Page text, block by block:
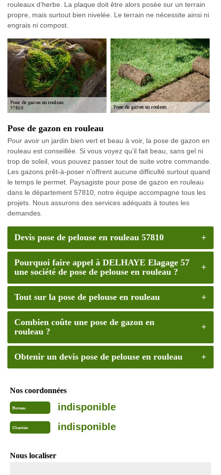
rouleaux d’herbe. La plaque doit être alors posée sur un terrain
propre, mais surtout bien nivelée. Le terrain ne nécessite ainsi ni
engrais ni compost.
Pose de gazon en rouleau
Pour avoir un jardin bien vert et beau à voir, la pose de gazon en
rouleau est conseillée. Si vous voyez qu’il fait beau, sans gel ni
trop de soleil, vous pouvez passer tout de suite votre commande.
Les gazons prêt-à-poser n’offrent aucune difficulté surtout quand
le temps le permet. Paysagiste pour pose de gazon en rouleau
dans le département 57810, notre équipe accompagne tous les
projets. Nous assurons des services adéquats à toutes les
demandes.
Devis pose de pelouse en rouleau 57810
Pourquoi faire appel à DELHAYE Elagage 57
une société de pose de pelouse en rouleau ?
Tout sur la pose de pelouse en rouleau
Combien coûte une pose de gazon en
rouleau ?
Obtenir un devis pose de pelouse en rouleau
Nos coordonnées
Bureau indisponible
Chantier indisponible
Nous localiser